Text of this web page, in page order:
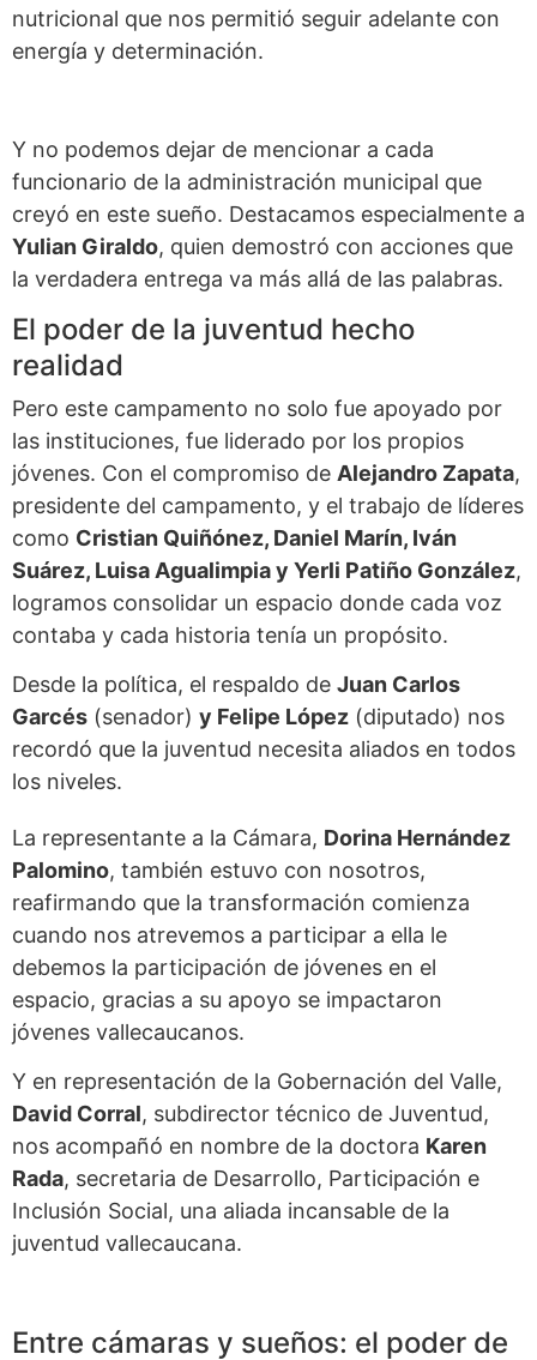
nutricional que nos permitió seguir adelante con
energía y determinación.
Y no podemos dejar de mencionar a cada
funcionario de la administración municipal que
creyó en este sueño. Destacamos especialmente a
Yulian Giraldo, quien demostró con acciones que
la verdadera entrega va más allá de las palabras.
El poder de la juventud hecho
realidad
Pero este campamento no solo fue apoyado por
las instituciones, fue liderado por los propios
jóvenes. Con el compromiso de Alejandro Zapata,
presidente del campamento, y el trabajo de líderes
como Cristian Quiñónez, Daniel Marín, Iván
Suárez, Luisa Agualimpia y Yerli Patiño González,
logramos consolidar un espacio donde cada voz
contaba y cada historia tenía un propósito.
Desde la política, el respaldo de Juan Carlos
Garcés (senador) y Felipe López (diputado) nos
recordó que la juventud necesita aliados en todos
los niveles.
La representante a la Cámara, Dorina Hernández
Palomino, también estuvo con nosotros,
reafirmando que la transformación comienza
cuando nos atrevemos a participar a ella le
debemos la participación de jóvenes en el
espacio, gracias a su apoyo se impactaron
jóvenes vallecaucanos.
Y en representación de la Gobernación del Valle,
David Corral, subdirector técnico de Juventud,
nos acompañó en nombre de la doctora Karen
Rada, secretaria de Desarrollo, Participación e
Inclusión Social, una aliada incansable de la
juventud vallecaucana.
Entre cámaras y sueños: el poder de